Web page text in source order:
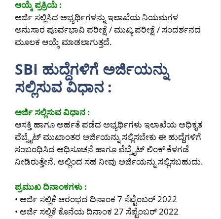
ಆಯ್ಕೆ ಪ್ರಕ್ರಿಯೆ :
ಅರ್ಜಿ ಸಲ್ಲಿಸಿದ ಅಭ್ಯರ್ಥಿಗಳನ್ನು ಇಲಾಖೆಯ ನಿಯಮಗಳ
ಅನುಸಾರ ಪೂರ್ವಭಾವಿ ಪರೀಕ್ಷೆ / ಮುಖ್ಯ ಪರೀಕ್ಷೆ / ಸಂದರ್ಶನದ
ಮೂಲಕ ಆಯ್ಕೆ ಮಾಡಲಾಗುತ್ತದೆ.
SBI ಹುದ್ದೆಗಳಿಗೆ ಅರ್ಜಿಯನ್ನು
ಸಲ್ಲಿಸುವ ವಿಧಾನ :
ಅರ್ಜಿ ಸಲ್ಲಿಸುವ ವಿಧಾನ :
ಆಸಕ್ತಿ ಹಾಗೂ ಅರ್ಹತೆ ಪಡೆದ ಅಭ್ಯರ್ಥಿಗಳು ಇಲಾಖೆಯ ಅಧಿಕೃತ
ವೆಬ್ಸೈಟ್ ಮುಖಾಂತರ ಅರ್ಜಿಯನ್ನು ಸಲ್ಲಿಸಬೇಕು ಈ ಹುದ್ದೆಗಳಿಗೆ
ಸಂಬಂಧಿಸಿದ ಅಧಿಸೂಚನೆ ಹಾಗೂ ವೆಬ್ಸೈಟ್ ಲಿಂಕ್ ಕೆಳಗಡೆ
ನೀಡಿರುತ್ತೇನೆ. ಅಲ್ಲಿಂದ ಸಹ ನೀವು ಅರ್ಜಿಯನ್ನು ಸಲ್ಲಿಸಬಹುದು.
ಪ್ರಮುಖ ದಿನಾಂಕಗಳು :
• ಅರ್ಜಿ ಸಲ್ಲಿಕೆ ಆರಂಭದ ದಿನಾಂಕ 7 ಸೆಪ್ಟೆಂಬರ್ 2022
• ಅರ್ಜಿ ಸಲ್ಲಿಕೆ ಕೊನೆಯ ದಿನಾಂಕ 27 ಸೆಪ್ಟೆಂಬರ್ 2022